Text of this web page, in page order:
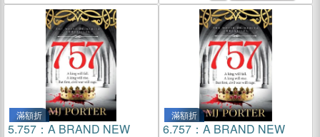
滿額折
5.757：A BRAND NEW
滿額折
6.757：A BRAND NEW